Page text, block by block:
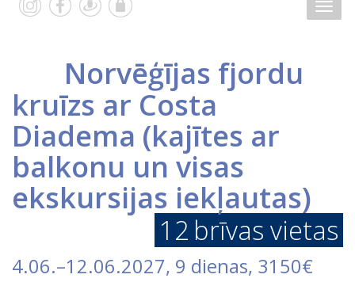
Norvēģījas fjordu
kruīzs ar Costa
Diadema (kajītes ar
balkonu un visas
ekskursijas iekļautas)
12 brīvas vietas
4.06.–12.06.2027, 9 dienas, 3150€